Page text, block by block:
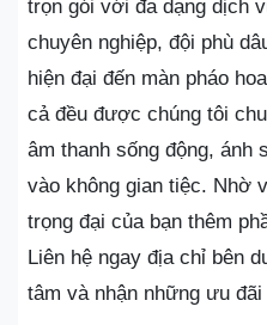
trọn gói với đa dạng dịch
chuyên nghiệp, đội phù
hiện đại đến màn pháo
cả đều được chúng tôi
âm thanh sống động, ánh
vào không gian tiệc. Nhờ
trọng đại của bạn thêm
Liên hệ ngay địa chỉ bên
tâm và nhận những ưu đãi